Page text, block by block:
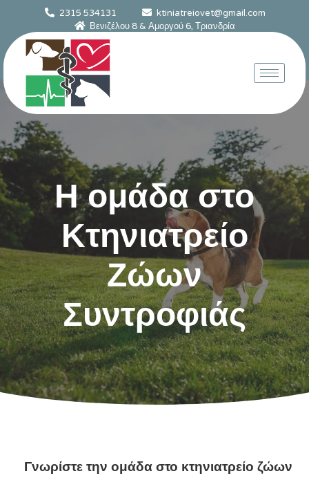
2315 534131
ktiniatreiovet@gmail.com
Βενιζέλου 8 & Αμοργού 6, Τριανδρία
Η ομάδα στο
Κτηνιατρείο
Ζώων
Συντροφιάς
Γνωρίστε την ομάδα στο κτηνιατρείο ζώων